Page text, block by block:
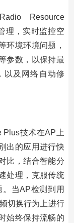
Resource
理，实时监控空
环境环境问题，
参数，以保持最
以及网络自动修
Plus技术在AP上
出的应用进行快
比，结合智能分
处理，克服传统
当AP检测到用
切换行为上进行
始终保持流畅的